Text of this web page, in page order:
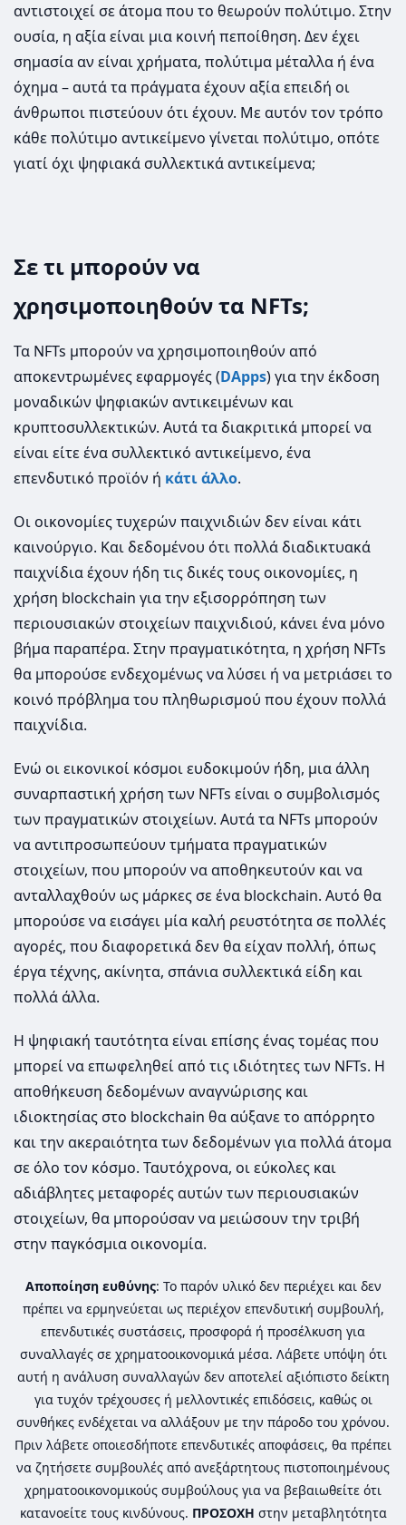
αντιστοιχεί σε άτομα που το θεωρούν πολύτιμο. Στην
ουσία, η αξία είναι μια κοινή πεποίθηση. Δεν έχει
σημασία αν είναι χρήματα, πολύτιμα μέταλλα ή ένα
όχημα – αυτά τα πράγματα έχουν αξία επειδή οι
άνθρωποι πιστεύουν ότι έχουν. Με αυτόν τον τρόπο
κάθε πολύτιμο αντικείμενο γίνεται πολύτιμο, οπότε
γιατί όχι ψηφιακά συλλεκτικά αντικείμενα;
Σε τι μπορούν να
χρησιμοποιηθούν τα NFTs;
Τα NFTs μπορούν να χρησιμοποιηθούν από
αποκεντρωμένες εφαρμογές (DApps) για την έκδοση
μοναδικών ψηφιακών αντικειμένων και
κρυπτοσυλλεκτικών. Αυτά τα διακριτικά μπορεί να
είναι είτε ένα συλλεκτικό αντικείμενο, ένα
επενδυτικό προϊόν ή κάτι άλλο.
Οι οικονομίες τυχερών παιχνιδιών δεν είναι κάτι
καινούργιο. Και δεδομένου ότι πολλά διαδικτυακά
παιχνίδια έχουν ήδη τις δικές τους οικονομίες, η
χρήση blockchain για την εξισορρόπηση των
περιουσιακών στοιχείων παιχνιδιού, κάνει ένα μόνο
βήμα παραπέρα. Στην πραγματικότητα, η χρήση NFTs
θα μπορούσε ενδεχομένως να λύσει ή να μετριάσει το
κοινό πρόβλημα του πληθωρισμού που έχουν πολλά
παιχνίδια.
Ενώ οι εικονικοί κόσμοι ευδοκιμούν ήδη, μια άλλη
συναρπαστική χρήση των NFTs είναι ο συμβολισμός
των πραγματικών στοιχείων. Αυτά τα NFTs μπορούν
να αντιπροσωπεύουν τμήματα πραγματικών
στοιχείων, που μπορούν να αποθηκευτούν και να
ανταλλαχθούν ως μάρκες σε ένα blockchain. Αυτό θα
μπορούσε να εισάγει μία καλή ρευστότητα σε πολλές
αγορές, που διαφορετικά δεν θα είχαν πολλή, όπως
έργα τέχνης, ακίνητα, σπάνια συλλεκτικά είδη και
πολλά άλλα.
Η ψηφιακή ταυτότητα είναι επίσης ένας τομέας που
μπορεί να επωφεληθεί από τις ιδιότητες των NFTs. Η
αποθήκευση δεδομένων αναγνώρισης και
ιδιοκτησίας στο blockchain θα αύξανε το απόρρητο
και την ακεραιότητα των δεδομένων για πολλά άτομα
σε όλο τον κόσμο. Ταυτόχρονα, οι εύκολες και
αδιάβλητες μεταφορές αυτών των περιουσιακών
στοιχείων, θα μπορούσαν να μειώσουν την τριβή
στην παγκόσμια οικονομία.
Αποποίηση ευθύνης: Το παρόν υλικό δεν περιέχει και δεν
πρέπει να ερμηνεύεται ως περιέχον επενδυτική συμβουλή,
επενδυτικές συστάσεις, προσφορά ή προσέλκυση για
συναλλαγές σε χρηματοοικονομικά μέσα. Λάβετε υπόψη ότι
αυτή η ανάλυση συναλλαγών δεν αποτελεί αξιόπιστο δείκτη
για τυχόν τρέχουσες ή μελλοντικές επιδόσεις, καθώς οι
συνθήκες ενδέχεται να αλλάξουν με την πάροδο του χρόνου.
Πριν λάβετε οποιεσδήποτε επενδυτικές αποφάσεις, θα πρέπει
να ζητήσετε συμβουλές από ανεξάρτητους πιστοποιημένους
χρηματοοικονομικούς συμβούλους για να βεβαιωθείτε ότι
κατανοείτε τους κινδύνους. ΠΡΟΣΟΧΗ στην μεταβλητότητα